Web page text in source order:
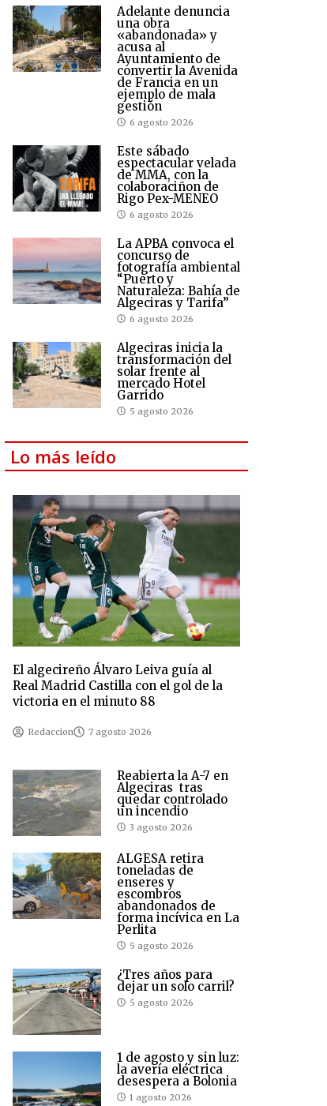
Adelante denuncia
una obra
«abandonada» y
acusa al
Ayuntamiento de
convertir la Avenida
de Francia en un
ejemplo de mala
gestión
6 agosto 2026
Este sábado
espectacular velada
de MMA, con la
colaboraciñon de
Rigo Pex-MENEO
6 agosto 2026
La APBA convoca el
concurso de
fotografía ambiental
“Puerto y
Naturaleza: Bahía de
Algeciras y Tarifa”
6 agosto 2026
Algeciras inicia la
transformación del
solar frente al
mercado Hotel
Garrido
5 agosto 2026
Lo más leído
El algecireño Álvaro Leiva guía al
Real Madrid Castilla con el gol de la
victoria en el minuto 88
Redaccion 7 agosto 2026
Reabierta la A-7 en
Algeciras tras
quedar controlado
un incendio
3 agosto 2026
ALGESA retira
toneladas de
enseres y
escombros
abandonados de
forma incívica en La
Perlita
5 agosto 2026
¿Tres años para
dejar un solo carril?
5 agosto 2026
1 de agosto y sin luz:
la avería eléctrica
desespera a Bolonia
1 agosto 2026